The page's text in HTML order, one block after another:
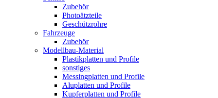
Zubehör
Photoätzteile
Geschützrohre
Fahrzeuge
Zubehör
Modellbau-Material
Plastikplatten und Profile
sonstiges
Messingplatten und Profile
Aluplatten und Profile
Kupferplatten und Profile